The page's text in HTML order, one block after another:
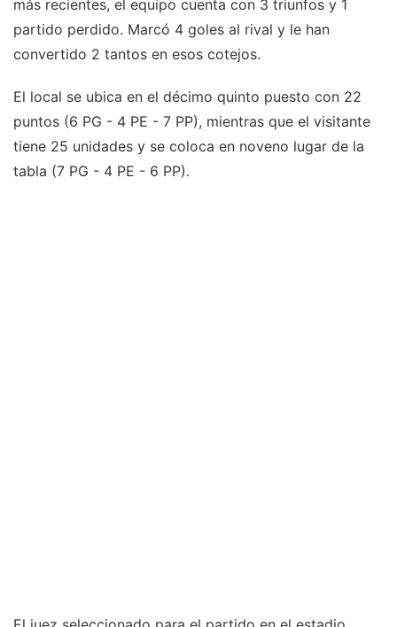
más recientes, el equipo cuenta con 3 triunfos y 1
partido perdido. Marcó 4 goles al rival y le han
convertido 2 tantos en esos cotejos.
El local se ubica en el décimo quinto puesto con 22
puntos (6 PG - 4 PE - 7 PP), mientras que el visitante
tiene 25 unidades y se coloca en noveno lugar de la
tabla (7 PG - 4 PE - 6 PP).